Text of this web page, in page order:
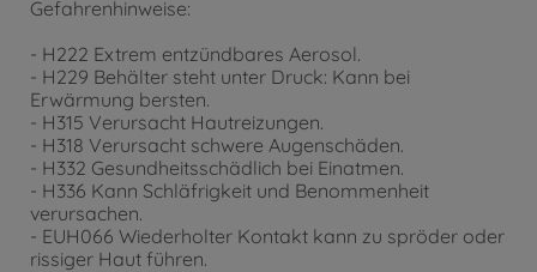
Gefahrenhinweise:
- H222 Extrem entzündbares Aerosol.
- H229 Behälter steht unter Druck: Kann bei
Erwärmung bersten.
- H315 Verursacht Hautreizungen.
- H318 Verursacht schwere Augenschäden.
- H332 Gesundheitsschädlich bei Einatmen.
- H336 Kann Schläfrigkeit und Benommenheit
verursachen.
- EUH066 Wiederholter Kontakt kann zu spröder oder
rissiger Haut führen.